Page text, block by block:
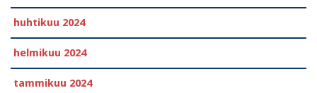
huhtikuu 2024
helmikuu 2024
tammikuu 2024